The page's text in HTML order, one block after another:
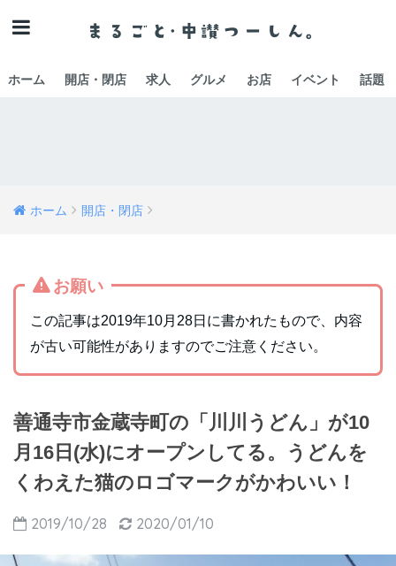
ホーム 開店・閉店 求人 グルメ お店 イベント 話題
ホーム 開店・閉店
お願い
この記事は2019年10月28日に書かれたもので、内容
が古い可能性がありますのでご注意ください。
善通寺市金蔵寺町の「川川うどん」が10
月16日(水)にオープンしてる。うどんを
くわえた猫のロゴマークがかわいい！
2019/10/28 2020/01/10